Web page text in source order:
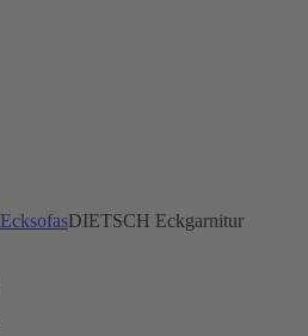
EcksofasDIETSCH Eckgarnitur